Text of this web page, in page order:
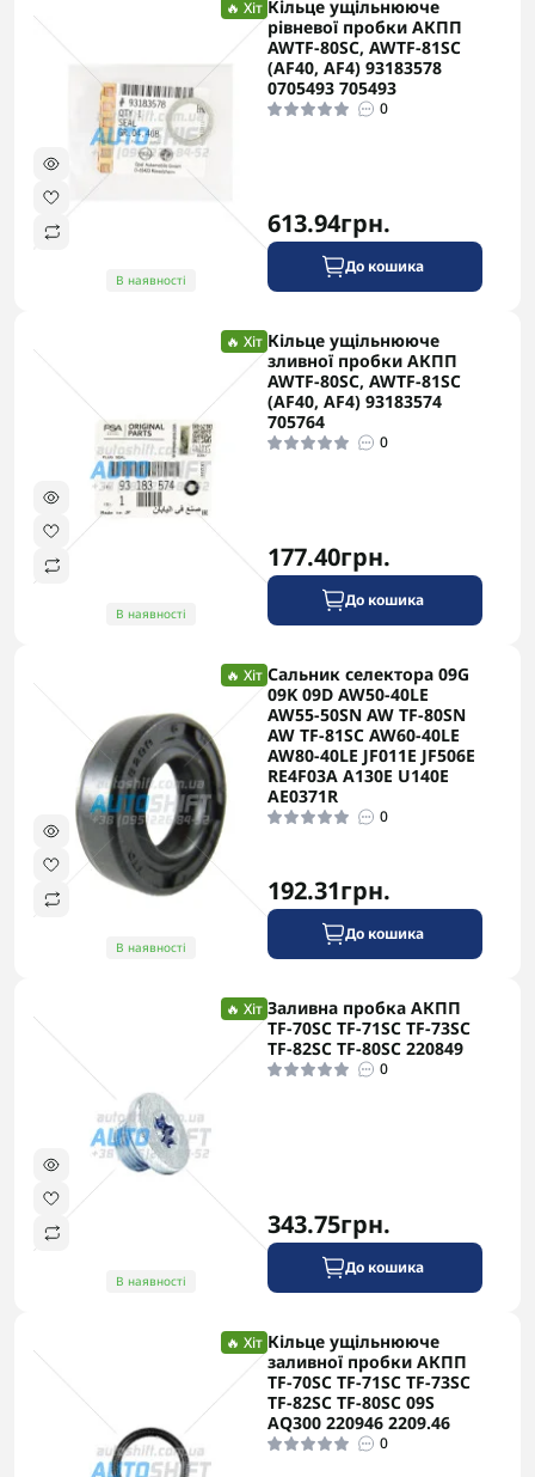
🔥 Хіт
В наявності
Кільце ущільнююче
рівневої пробки АКПП
AWTF-80SC, AWTF-81SC
(AF40, AF4) 93183578
0705493 705493
0
613.94грн.
До кошика
🔥 Хіт
В наявності
Кільце ущільнююче
зливної пробки АКПП
AWTF-80SC, AWTF-81SC
(AF40, AF4) 93183574
705764
0
177.40грн.
До кошика
🔥 Хіт
В наявності
Сальник селектора 09G
09K 09D AW50-40LE
AW55-50SN AW TF-80SN
AW TF-81SC AW60-40LE
AW80-40LE JF011E JF506E
RE4F03A A130E U140E
AE0371R
0
192.31грн.
До кошика
🔥 Хіт
В наявності
Заливна пробка АКПП
TF-70SC TF-71SC TF-73SC
TF-82SC TF-80SC 220849
0
343.75грн.
До кошика
🔥 Хіт Кільце ущільнююче
заливної пробки АКПП
TF-70SC TF-71SC TF-73SC
TF-82SC TF-80SC 09S
AQ300 220946 2209.46
0